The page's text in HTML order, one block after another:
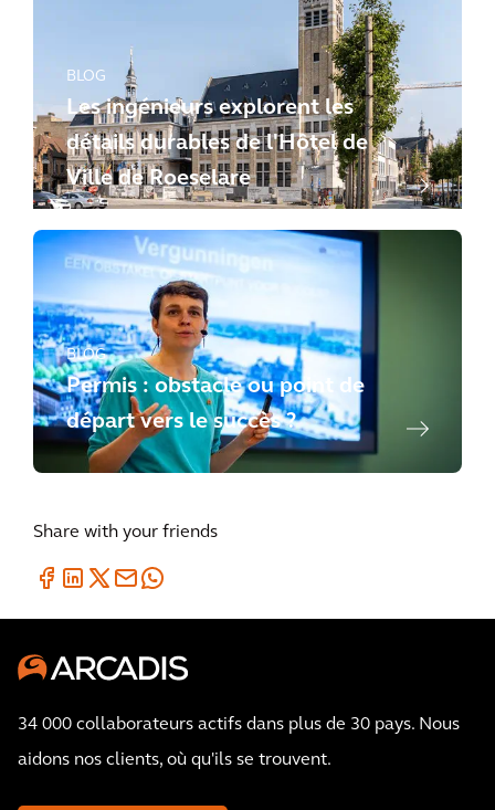
BLOG
Les ingénieurs explorent les
détails durables de l'Hôtel de
Ville de Roeselare
BLOG
Permis : obstacle ou point de
départ vers le succès ?
Share with your friends
34 000 collaborateurs actifs dans plus de 30 pays. Nous
aidons nos clients, où qu'ils se trouvent.